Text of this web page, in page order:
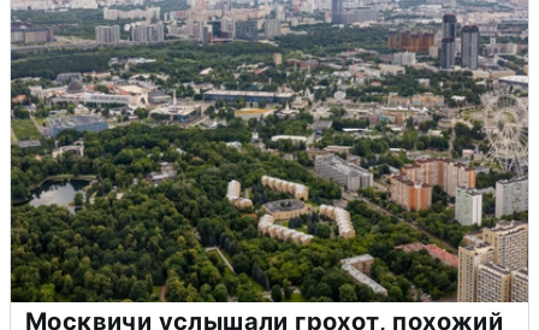
Москвичи услышали грохот, похожий